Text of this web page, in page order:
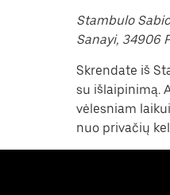
Stambulo
Sanayi, 34906
Skrendate iš
su išlaipinimą.
vėlesniam
nuo privačių